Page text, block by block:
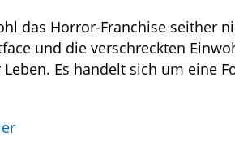
das Horror-Franchise seither
und die verschreckten
Es handelt sich um eine